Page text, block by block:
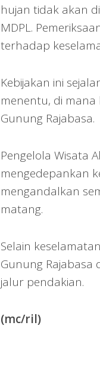
hujan tidak akan
MDPL.
terhadap
Kebijakan ini
menentu, di
Gunung Rajabasa.
Pengelola Wisata
mengedepankan
mengandalkan
matang.
Selain
Gunung
jalur pendakian.
(mc/ril)